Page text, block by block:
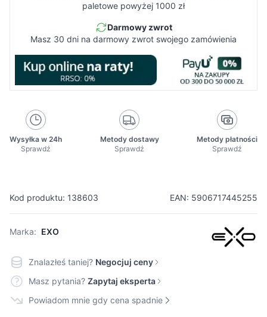
Kod produktu: 138603 EAN: 5906717445255
Marka: EXO
paletowe powyżej 1000 zł
Darmowy zwrot
Masz 30 dni na darmowy zwrot swojego zamówienia
Wysyłka w 24h
Sprawdź
Metody dostawy
Sprawdź
Metody płatności
Sprawdź
Znalazłeś taniej? Negocjuj ceny
Masz pytania? Zapytaj eksperta
Powiadom mnie gdy cena spadnie